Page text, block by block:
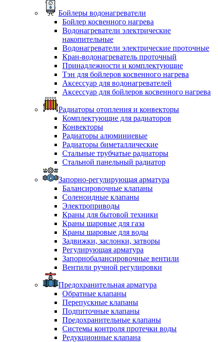
Бойлеры водонагреватели
Бойлер косвенного нагрева
Водонагреватели электрические
накопительные
Водонагреватели электрические проточные
Кран-водонагреватель проточный
Принадлежности и комплектующие
Тэн для бойлеров косвенного нагрева
Аксессуар для водонагревателей
Аксессуар для бойлеров косвенного нагрева
Радиаторы отопления и конвекторы
Комплектующие для радиаторов
Конвекторы
Радиаторы алюминиевые
Радиаторы биметаллические
Стальные трубчатые радиаторы
Стальной панельный радиатор
Запорно-регулирующая арматура
Балансировочные клапаны
Соленоидные клапаны
Электроприводы
Краны для бытовой техники
Краны шаровые для газа
Краны шаровые для воды
Задвижки, заслонки, затворы
Регулирующая арматура
Запорнобалансировочные вентили
Вентили ручной регулировки
Предохранительная арматура
Обратные клапаны
Перепускные клапаны
Подпиточные клапаны
Предохранительные клапаны
Системы контроля протечки воды
Редукционные клапана